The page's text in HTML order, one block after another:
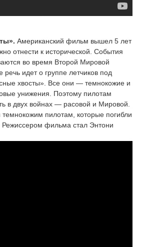
Американский фильм вышел 5 лет
отнести к исторической. События
во время Второй Мировой
идет о группе летчиков под
хвосты». Все они — темнокожие и
унижения. Поэтому пилотам
в двух войнах — расовой и Мировой.
темнокожим пилотам, которые погибли
фильма стал Энтони